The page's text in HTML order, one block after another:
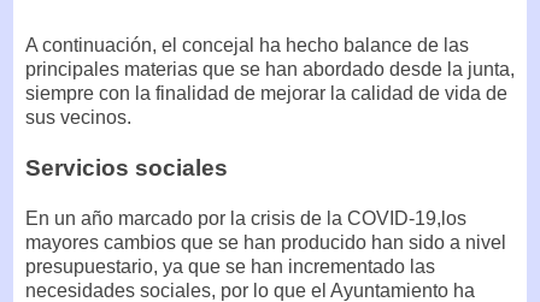
A continuación, el concejal ha hecho balance de las
principales materias que se han abordado desde la junta,
siempre con la finalidad de mejorar la calidad de vida de
sus vecinos.
Servicios sociales
En un año marcado por la crisis de la COVID-19,los
mayores cambios que se han producido han sido a nivel
presupuestario, ya que se han incrementado las
necesidades sociales, por lo que el Ayuntamiento ha